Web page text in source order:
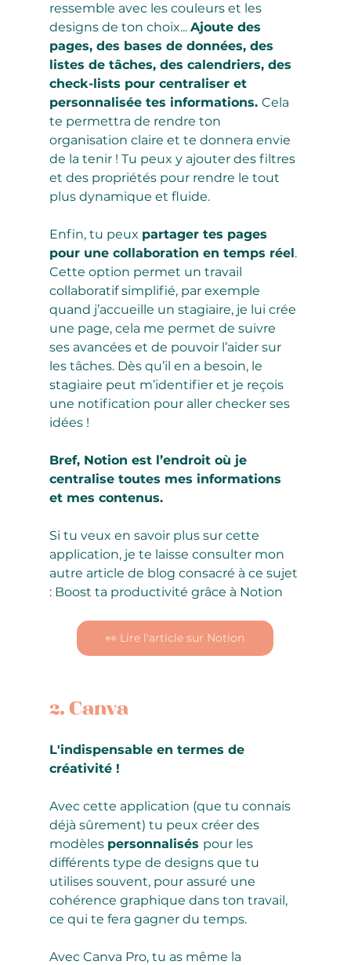
ressemble avec les couleurs et les
designs de ton choix... Ajoute des
pages, des bases de données, des
listes de tâches, des calendriers, des
check-lists pour centraliser et
personnalisée tes informations. Cela
te permettra de rendre ton
organisation claire et te donnera envie
de la tenir ! Tu peux y ajouter des filtres
et des propriétés pour rendre le tout
plus dynamique et fluide.
Enfin, tu peux partager tes pages
pour une collaboration en temps réel.
Cette option permet un travail
collaboratif simplifié, par exemple
quand j’accueille un stagiaire, je lui crée
une page, cela me permet de suivre
ses avancées et de pouvoir l’aider sur
les tâches. Dès qu’il en a besoin, le
stagiaire peut m’identifier et je reçois
une notification pour aller checker ses
idées !
Bref, Notion est l’endroit où je
centralise toutes mes informations
et mes contenus.
Si tu veux en savoir plus sur cette
application, je te laisse consulter mon
autre article de blog consacré à ce sujet
: Boost ta productivité grâce à Notion
👀 Lire l'article sur Notion
2. Canva
L'indispensable en termes de
créativité !
Avec cette application (que tu connais
déjà sûrement) tu peux créer des
modèles personnalisés pour les
différents type de designs que tu
utilises souvent, pour assuré une
cohérence graphique dans ton travail,
ce qui te fera gagner du temps.
Avec Canva Pro, tu as même la